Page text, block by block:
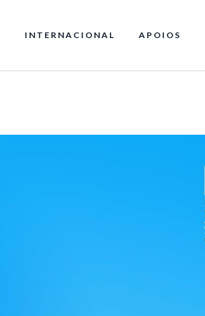
INTERNACIONAL APOIOS